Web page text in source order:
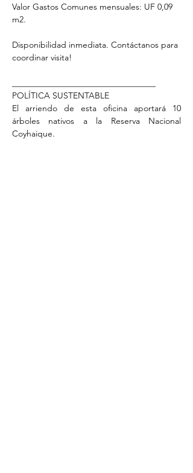
Valor Gastos Comunes mensuales: UF 0,09
m2.
Disponibilidad inmediata. Contáctanos para
coordinar visita!
POLÍTICA SUSTENTABLE
El arriendo de esta oficina aportará 10
árboles nativos a la Reserva Nacional
Coyhaique.